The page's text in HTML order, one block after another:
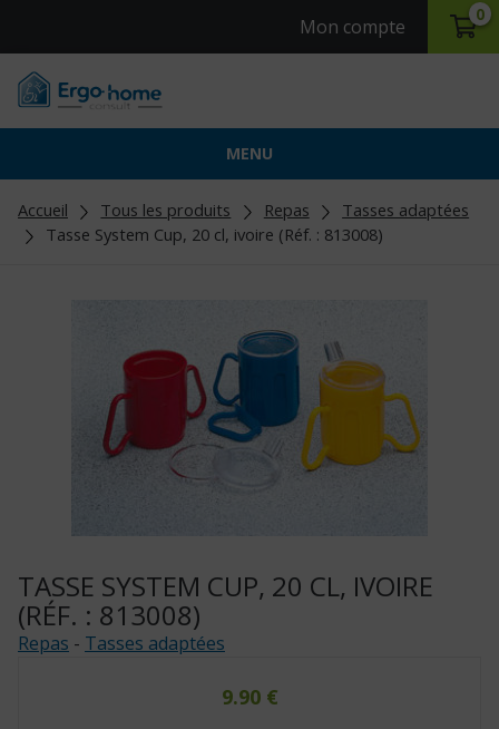
Mon compte
0
MENU
Accueil Tous les produits Repas
Tasses adaptées
Tasse System Cup, 20 cl, ivoire (Réf. : 813008)
TASSE SYSTEM CUP, 20 CL, IVOIRE
(RÉF. : 813008)
Repas - Tasses adaptées
9.90 €